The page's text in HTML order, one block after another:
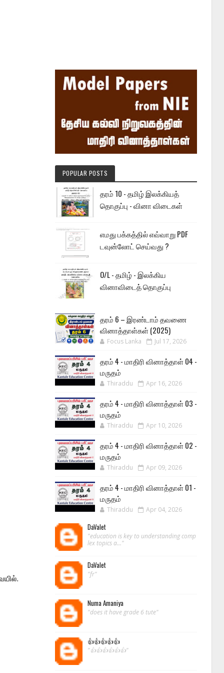
POPULAR POSTS
தரம் 10 - தமிழ் இலக்கியத்
தொகுப்பு - வினா விடைகள்
எமது பக்கத்தில் எவ்வாறு PDF
டவுன்லோட் செய்வது ?
O/L - தமிழ் - இலக்கிய
வினாவிடைத் தொகுப்பு
தரம் 6 – இரண்டாம் தவணை
வினாத்தாள்கள் (2025)
Focus Lanka Jul 17, 2026
தரம் 4 - மாதிரி வினாத்தாள் 04 -
மருதம்
Thiraddu Apr 16, 2026
தரம் 4 - மாதிரி வினாத்தாள் 03 -
மருதம்
Thiraddu Apr 10, 2026
தரம் 4 - மாதிரி வினாத்தாள் 02 -
மருதம்
Thiraddu Apr 09, 2026
தரம் 4 - மாதிரி வினாத்தாள் 01 -
மருதம்
Thiraddu Apr 04, 2026
DaValet
"education is key to understanding comp
lex topics a..."
DaValet
"fr"
Numa Amaniya
"does it have grade 6 tute"
👍👍👍👍👍
"👍👍👍👍👍👍"